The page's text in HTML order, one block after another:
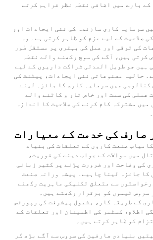
بارے میں اضافی نقطہ نظر فراہم کرتے
سرمایہ کاری سازندہ کی نئی ایجادات اور
صلاحیت کے لیے عزم کو ظاہر کرتی ہے۔ وہ
کی ترقی اور عمل کی بہتری پر مستقل طور
کرتی ہیں، آگے کی سوچ رکھنے والے نقطہ
ہیں جو طویل المدتی شراکت داریوں کے لیے
حالیہ مصنوعاتی نئی ایجادات، پیٹنٹ کی
میں سرمایہ کاری کا جائزہ لینے
عملی کی سمت اور خاص تار و کاٹنے والے
میں مشترکہ کام کرنے کی صلاحیت کا اندازہ
صارف کی خدمت کے معیارات
صنعت کاروں کے تعلقات کی بنیاد
میں سوالات کے جواب دینے کی فوریت،
کی وضاحت اور ضرورت پڑنے پر کثیر زبانی
کا جائزہ لینا چاہیے۔ پیشہ ورانہ صنعت
سے متعلق تکنیکی ماہریت رکھنے
سروس ٹیموں کو برقرار رکھتے ہیں۔
کے طریقہ کار، بشمول پیشرفت کی رپورٹس
اطلاع، کسٹمر کی اطمینان اور تعلقات کے
کو ظاہر کرتے ہیں۔
بنیادی صارفین کی سروس سے آگے بڑھ کر